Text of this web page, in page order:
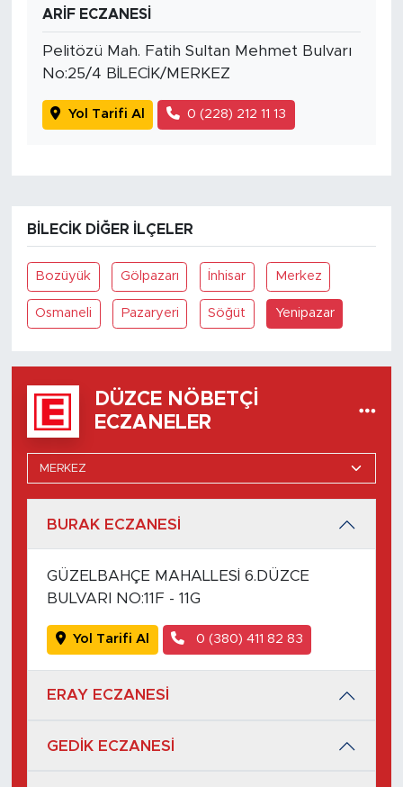
ARİF ECZANESİ
Pelitözü Mah. Fatih Sultan Mehmet Bulvarı
No:25/4 BİLECİK/MERKEZ
Yol Tarifi Al 0 (228) 212 11 13
BILECIK DIĞER İLÇELER
Bozüyük Gölpazarı İnhisar Merkez
Osmaneli Pazaryeri Söğüt Yenipazar
DÜZCE NÖBETÇI
ECZANELER
BURAK ECZANESİ
GÜZELBAHÇE MAHALLESİ 6.DÜZCE
BULVARI NO:11F - 11G
Yol Tarifi Al 0 (380) 411 82 83
ERAY ECZANESİ
GEDİK ECZANESİ